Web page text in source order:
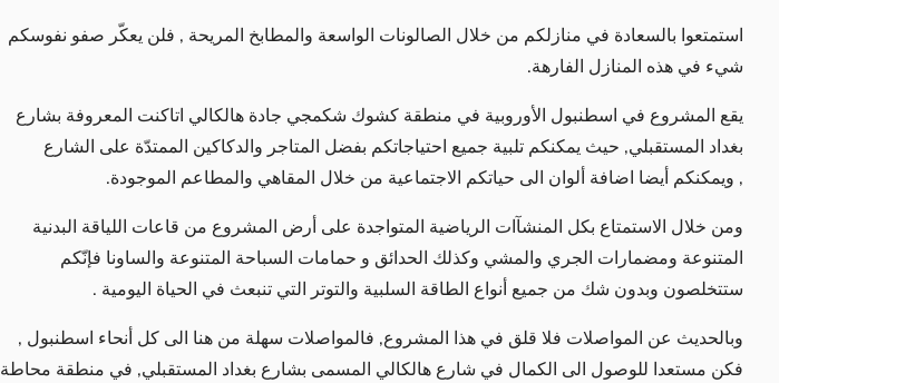
استمتعوا بالسعادة في منازلكم من خلال الصالونات الواسعة والمطابخ المريحة , فلن يعكّر صفو نفوسكم
شيء في هذه المنازل الفارهة.
يقع المشروع في اسطنبول الأوروبية في منطقة كشوك شكمجي جادة هالكالي اتاكنت المعروفة بشارع
بغداد المستقبلي, حيث يمكنكم تلبية جميع احتياجاتكم بفضل المتاجر والدكاكين الممتدّة على الشارع
, ويمكنكم أيضا اضافة ألوان الى حياتكم الاجتماعية من خلال المقاهي والمطاعم الموجودة.
ومن خلال الاستمتاع بكل المنشآات الرياضية المتواجدة على أرض المشروع من قاعات اللياقة البدنية
المتنوعة ومضمارات الجري والمشي وكذلك الحدائق و حمامات السباحة المتنوعة والساونا فإنّكم
ستتخلصون وبدون شك من جميع أنواع الطاقة السلبية والتوتر التي تنبعث في الحياة اليومية .
وبالحديث عن المواصلات فلا قلق في هذا المشروع, فالمواصلات سهلة من هنا الى كل أنحاء اسطنبول ,
فكن مستعدا للوصول الى الكمال في شارع هالكالي المسمى بشارع بغداد المستقبلي, في منطقة محاطة